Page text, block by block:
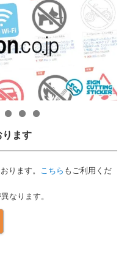
ます
ります。 こちら もご利用くだ
なります。